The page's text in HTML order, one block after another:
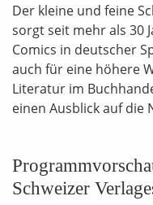
Der kleine und feine
sorgt seit mehr als 30
Comics in deutscher
auch für eine höhere
Literatur im
einen Ausblick auf die
Schweizer